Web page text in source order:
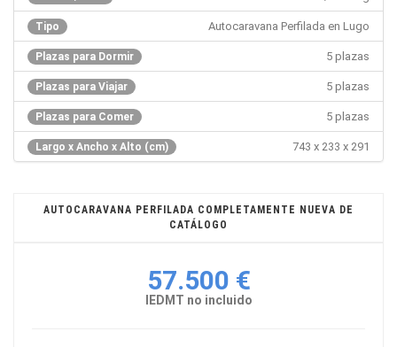
Tipo Autocaravana Perfilada en Lugo
Plazas para Dormir 5 plazas
Plazas para Viajar 5 plazas
Plazas para Comer 5 plazas
Largo x Ancho x Alto (cm) 743 x 233 x 291
AUTOCARAVANA PERFILADA COMPLETAMENTE NUEVA DE
CATÁLOGO
57.500 €
IEDMT no incluido